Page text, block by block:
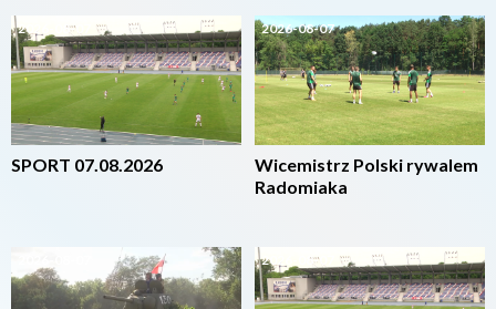
2026-08-07
SPORT 07.08.2026
2026-08-07
Wicemistrz Polski rywalem
Radomiaka
2026-08-07